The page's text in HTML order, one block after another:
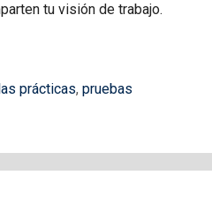
tu visión de trabajo.
prácticas, pruebas